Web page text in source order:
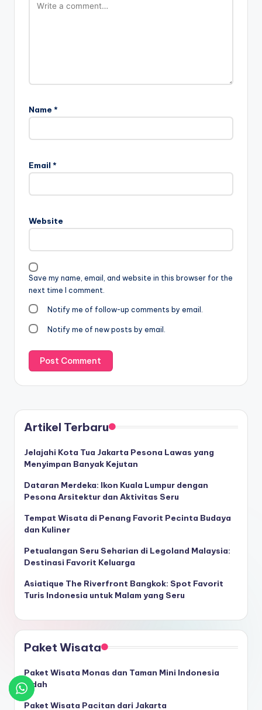
Name *
Email *
Website
Save my name, email, and website in this browser for the
next time I comment.
Notify me of follow-up comments by email.
Notify me of new posts by email.
Artikel Terbaru
Jelajahi Kota Tua Jakarta Pesona Lawas yang
Menyimpan Banyak Kejutan
Dataran Merdeka: Ikon Kuala Lumpur dengan
Pesona Arsitektur dan Aktivitas Seru
Tempat Wisata di Penang Favorit Pecinta Budaya
dan Kuliner
Petualangan Seru Seharian di Legoland Malaysia:
Destinasi Favorit Keluarga
Asiatique The Riverfront Bangkok: Spot Favorit
Turis Indonesia untuk Malam yang Seru
Paket Wisata
Paket Wisata Monas dan Taman Mini Indonesia
Indah
Paket Wisata Pacitan dari Jakarta